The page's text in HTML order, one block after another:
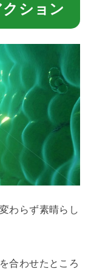
ション
わらず素晴らし
合わせたところ